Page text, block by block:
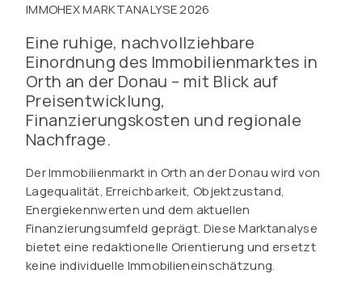
IMMOHEX MARKTANALYSE 2026
Eine ruhige, nachvollziehbare
Einordnung des Immobilienmarktes in
Orth an der Donau – mit Blick auf
Preisentwicklung,
Finanzierungskosten und regionale
Nachfrage.
Der Immobilienmarkt in Orth an der Donau wird von
Lagequalität, Erreichbarkeit, Objektzustand,
Energiekennwerten und dem aktuellen
Finanzierungsumfeld geprägt. Diese Marktanalyse
bietet eine redaktionelle Orientierung und ersetzt
keine individuelle Immobilieneinschätzung.